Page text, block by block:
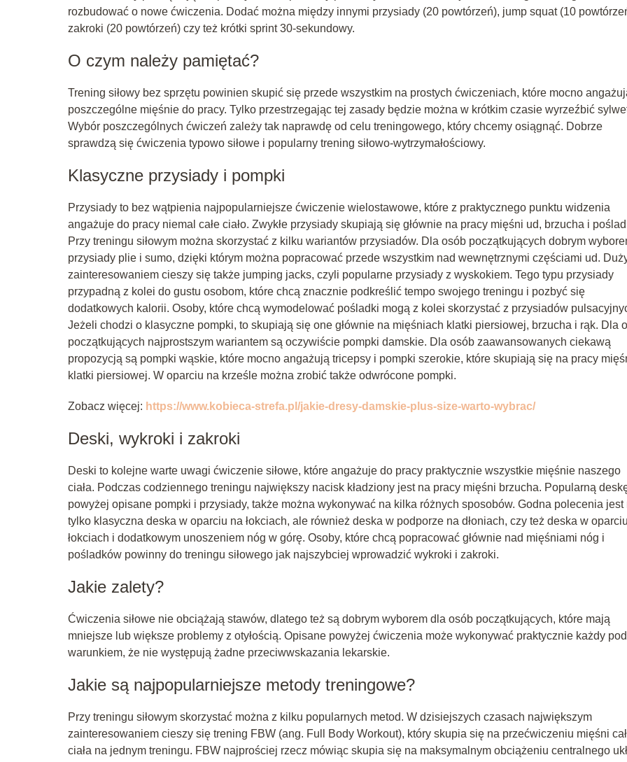
rozbudować o nowe ćwiczenia. Dodać można między innymi przysiady (20 powtórzeń), jump squat (10
zakroki (20 powtórzeń) czy też krótki sprint 30-sekundowy.
O czym należy pamiętać?
Trening siłowy bez sprzętu powinien skupić się przede wszystkim na prostych ćwiczeniach, które mocno
poszczególne mięśnie do pracy. Tylko przestrzegając tej zasady będzie można w krótkim czasie wyrzeźbić
Wybór poszczególnych ćwiczeń zależy tak naprawdę od celu treningowego, który chcemy osiągnąć. Dobrze
sprawdzą się ćwiczenia typowo siłowe i popularny trening siłowo-wytrzymałościowy.
Klasyczne przysiady i pompki
Przysiady to bez wątpienia najpopularniejsze ćwiczenie wielostawowe, które z praktycznego punktu widzenia
angażuje do pracy niemal całe ciało. Zwykłe przysiady skupiają się głównie na pracy mięśni ud, brzucha i
Przy treningu siłowym można skorzystać z kilku wariantów przysiadów. Dla osób początkujących dobrym
przysiady plie i sumo, dzięki którym można popracować przede wszystkim nad wewnętrznymi częściami ud.
zainteresowaniem cieszy się także jumping jacks, czyli popularne przysiady z wyskokiem. Tego typu przysiady
przypadną z kolei do gustu osobom, które chcą znacznie podkreślić tempo swojego treningu i pozbyć się
dodatkowych kalorii. Osoby, które chcą wymodelować pośladki mogą z kolei skorzystać z przysiadów
Jeżeli chodzi o klasyczne pompki, to skupiają się one głównie na mięśniach klatki piersiowej, brzucha i rąk. Dla
początkujących najprostszym wariantem są oczywiście pompki damskie. Dla osób zaawansowanych ciekawą
propozycją są pompki wąskie, które mocno angażują tricepsy i pompki szerokie, które skupiają się na pracy
klatki piersiowej. W oparciu na krześle można zrobić także odwrócone pompki.
Zobacz więcej: https://www.kobieca-strefa.pl/jakie-dresy-damskie-plus-size-warto-wybrac/
Deski, wykroki i zakroki
Deski to kolejne warte uwagi ćwiczenie siłowe, które angażuje do pracy praktycznie wszystkie mięśnie naszego
ciała. Podczas codziennego treningu największy nacisk kładziony jest na pracy mięśni brzucha. Popularną
powyżej opisane pompki i przysiady, także można wykonywać na kilka różnych sposobów. Godna polecenia jest
tylko klasyczna deska w oparciu na łokciach, ale również deska w podporze na dłoniach, czy też deska w
łokciach i dodatkowym unoszeniem nóg w górę. Osoby, które chcą popracować głównie nad mięśniami nóg i
pośladków powinny do treningu siłowego jak najszybciej wprowadzić wykroki i zakroki.
Jakie zalety?
Ćwiczenia siłowe nie obciążają stawów, dlatego też są dobrym wyborem dla osób początkujących, które mają
mniejsze lub większe problemy z otyłością. Opisane powyżej ćwiczenia może wykonywać praktycznie każdy pod
warunkiem, że nie występują żadne przeciwwskazania lekarskie.
Jakie są najpopularniejsze metody treningowe?
Przy treningu siłowym skorzystać można z kilku popularnych metod. W dzisiejszych czasach największym
zainteresowaniem cieszy się trening FBW (ang. Full Body Workout), który skupia się na przećwiczeniu mięśni
ciała na jednym treningu. FBW najprościej rzecz mówiąc skupia się na maksymalnym obciążeniu centralnego